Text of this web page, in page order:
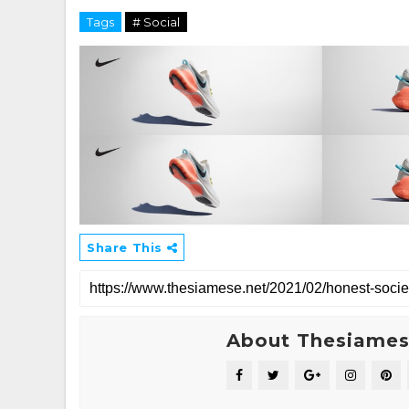
Tags # Social
Share This
About